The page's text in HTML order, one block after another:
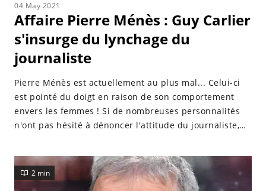
04 May 2021
Affaire Pierre Ménès : Guy Carlier
s'insurge du lynchage du
journaliste
Pierre Ménès est actuellement au plus mal... Celui-ci
est pointé du doigt en raison de son comportement
envers les femmes ! Si de nombreuses personnalités
n'ont pas hésité à dénoncer l'attitude du journaliste,
2 min